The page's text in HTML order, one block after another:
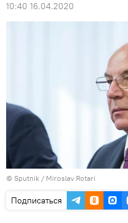
10:40 16.04.2020
© Sputnik / Miroslav Rotari
Подписаться